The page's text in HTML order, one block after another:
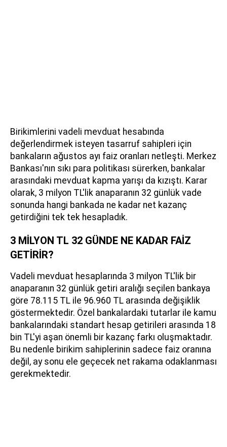
Birikimlerini vadeli mevduat hesabında
değerlendirmek isteyen tasarruf sahipleri için
bankaların ağustos ayı faiz oranları netleşti. Merkez
Bankası'nın sıkı para politikası sürerken, bankalar
arasındaki mevduat kapma yarışı da kızıştı. Karar
olarak, 3 milyon TL'lik anaparanın 32 günlük vade
sonunda hangi bankada ne kadar net kazanç
getirdiğini tek tek hesapladık.
3 MİLYON TL 32 GÜNDE NE KADAR FAİZ
GETİRİR?
Vadeli mevduat hesaplarında 3 milyon TL'lik bir
anaparanın 32 günlük getiri aralığı seçilen bankaya
göre 78.115 TL ile 96.960 TL arasında değişiklik
göstermektedir. Özel bankalardaki tutarlar ile kamu
bankalarındaki standart hesap getirileri arasında 18
bin TL'yi aşan önemli bir kazanç farkı oluşmaktadır.
Bu nedenle birikim sahiplerinin sadece faiz oranına
değil, ay sonu ele geçecek net rakama odaklanması
gerekmektedir.